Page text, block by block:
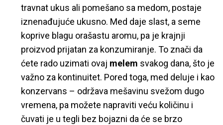
travnat ukus ali pomešano sa medom, postaje
iznenađujuće ukusno. Med daje slast, a seme
koprive blagu orašastu aromu, pa je krajnji
proizvod prijatan za konzumiranje. To znači da
ćete rado uzimati ovaj melem svakog dana, što je
važno za kontinuitet. Pored toga, med deluje i kao
konzervans – održava mešavinu svežom dugo
vremena, pa možete napraviti veću količinu i
čuvati je u tegli bez bojazni da će se brzo